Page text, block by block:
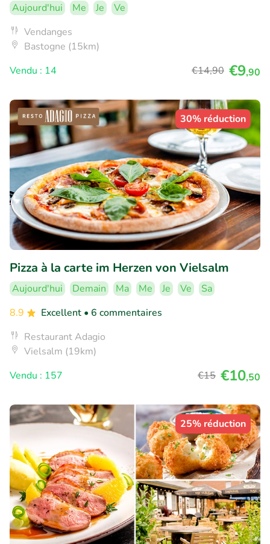
Aujourd'hui Me Je
Ve
Vendanges
Bastogne (15km)
Vendu : 14
€14,90 €9,90
30% réduction
Pizza à la carte im Herzen von Vielsalm
Aujourd'hui Demain Ma Me Je Ve
Sa
8.9
Excellent • 6 commentaires
Restaurant Adagio
Vielsalm (19km)
Vendu : 157
€15 €10,50
25% réduction